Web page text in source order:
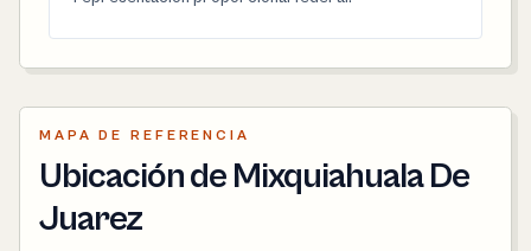
MAPA DE REFERENCIA
Ubicación de Mixquiahuala De
Juarez